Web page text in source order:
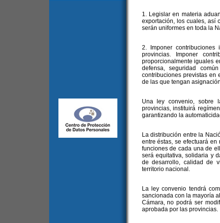
1. Legislar en materia
exportación, los cuales, así
serán uniformes en toda la
2. Imponer contribuciones
provincias. Imponer
proporcionalmente iguales
defensa, seguridad
contribuciones previstas en
de las que tengan
Una ley convenio, sobre
provincias, instituirá
garantizando la
La distribución entre la
entre éstas, se efectuará
funciones de cada una de
será equitativa, solidaria y
de desarrollo, calidad de
territorio nacional.
La ley convenio tendrá
sancionada con la mayoría
Cámara, no podrá ser
aprobada por las provincias.